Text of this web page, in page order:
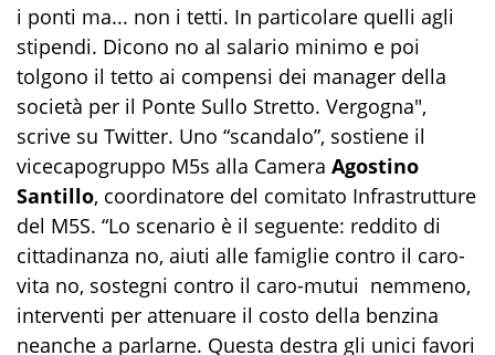
i ponti ma... non i tetti. In particolare quelli agli
stipendi. Dicono no al salario minimo e poi
tolgono il tetto ai compensi dei manager della
società per il Ponte Sullo Stretto. Vergogna",
scrive su Twitter. Uno “scandalo”, sostiene il
vicecapogruppo M5s alla Camera Agostino
Santillo, coordinatore del comitato Infrastrutture
del M5S. “Lo scenario è il seguente: reddito di
cittadinanza no, aiuti alle famiglie contro il caro-
vita no, sostegni contro il caro-mutui nemmeno,
interventi per attenuare il costo della benzina
neanche a parlarne. Questa destra gli unici favori